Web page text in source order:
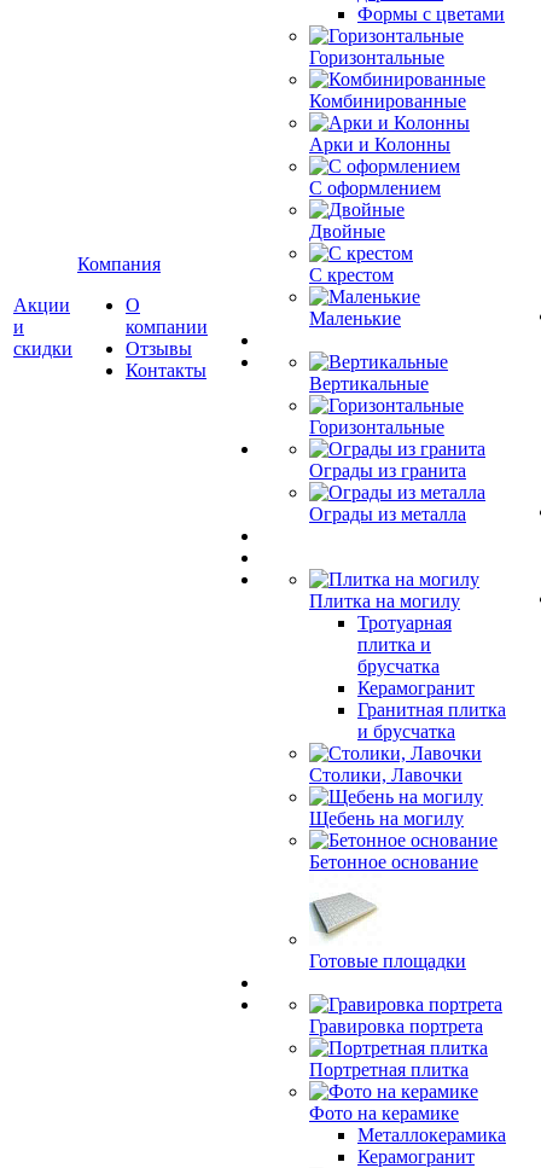
Акции
и
скидки
Компания
О
компании
Отзывы
Контакты
Формы с цветами
Горизонтальные
Комбинированные
Арки и Колонны
С оформлением
Двойные
С крестом
Маленькие
Вертикальные
Горизонтальные
Ограды из гранита
Ограды из металла
Плитка на могилу
Тротуарная
плитка и
брусчатка
Керамогранит
Гранитная плитка
и брусчатка
Столики, Лавочки
Щебень на могилу
Бетонное основание
Готовые площадки
Гравировка портрета
Портретная плитка
Фото на керамике
Металлокерамика
Керамогранит